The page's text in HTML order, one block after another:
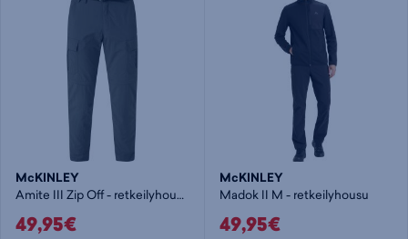
McKINLEY
Amite III Zip Off - retkeilyhousu
49,95€
McKINLEY
Madok II M - retkeilyhousu
49,95€